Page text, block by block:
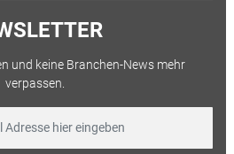
und keine Branchen-News mehr
verpassen.